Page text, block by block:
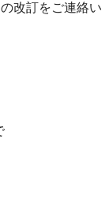
改訂をご連絡い